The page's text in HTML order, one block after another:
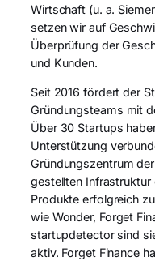
Wirtschaft (u. a.
setzen wir auf
Überprüfung der
und Kunden.
Seit 2016 fördert der
Gründungsteams mit
Über 30 Startups
Unterstützung
Gründungszentrum
gestellten Infrastruktur
Produkte erfolgreich
wie Wonder, Forget
startupdetector sind
aktiv. Forget Finance